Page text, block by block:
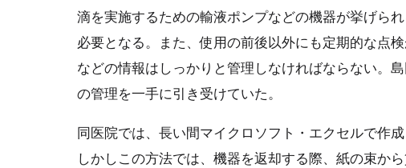
滴を実施するための輸液ポンプなどの機器が挙げら
必要となる。また、使用の前後以外にも定期的な点
などの情報はしっかりと管理しなければならない。
の管理を一手に引き受けていた。
同医院では、長い間マイクロソフト・エクセルで作
しかしこの方法では、機器を返却する際、紙の束か